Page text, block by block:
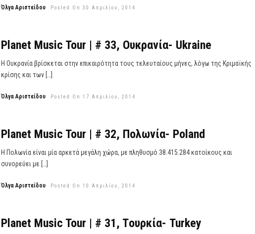
Όλγα Αριστείδου Posted On 30 Απριλίου, 2014
Planet Music Tour | # 33, Ουκρανία- Ukraine
Η Ουκρανία βρίσκεται στην επικαιρότητα τους τελευταίους μήνες, λόγω της Κριμαϊκής
κρίσης και των […]
Όλγα Αριστείδου Posted On 17 Απριλίου, 2014
Planet Music Tour | # 32, Πολωνία- Poland
Η Πολωνία είναι μία αρκετά μεγάλη χώρα, με πληθυσμό 38.415.284 κατοίκους και
συνορεύει με […]
Όλγα Αριστείδου Posted On 10 Απριλίου, 2014
Planet Music Tour | # 31, Tουρκία- Turkey